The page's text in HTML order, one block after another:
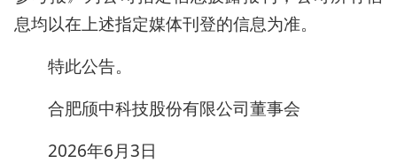
息均以在上述指定媒体刊登的信息为准。
特此公告。
合肥颀中科技股份有限公司董事会
2026年6月3日